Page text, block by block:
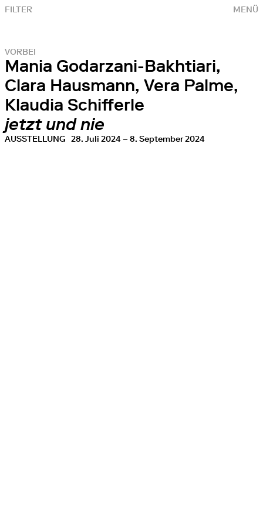
MENÜ
FILTER
VORBEI
Mania Godarzani-Bakhtiari,
Clara Hausmann, Vera Palme,
Klaudia Schifferle
jetzt und nie
AUSSTELLUNG 28. Juli 2024 – 8. September 2024